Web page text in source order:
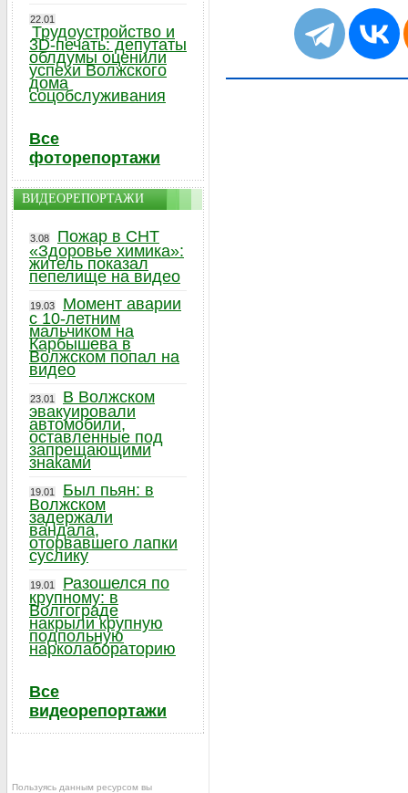
22.01
Трудоустройство и
3D-печать: депутаты
облдумы оценили
успехи Волжского
дома
соцобслуживания
Все
фоторепортажи
ВИДЕОРЕПОРТАЖИ
3.08
Пожар в СНТ
«Здоровье химика»:
житель показал
пепелище на видео
19.03
Момент аварии
с 10-летним
мальчиком на
Карбышева в
Волжском попал на
видео
23.01
В Волжском
эвакуировали
автомобили,
оставленные под
запрещающими
знаками
19.01
Был пьян: в
Волжском
задержали
вандала,
оторвавшего лапки
суслику
19.01
Разошелся по
крупному: в
Волгограде
накрыли крупную
подпольную
нарколабораторию
Все
видеорепортажи
Пользуясь данным ресурсом вы